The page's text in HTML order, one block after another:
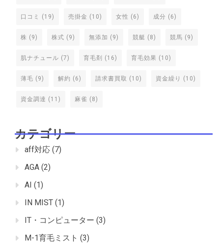
口コミ (19) 売掛金 (10) 女性 (6) 成分 (6)
株 (9) 株式 (9) 無添加 (9) 競艇 (8) 競馬 (9)
肌ナチュール (7) 育毛剤 (16) 育毛効果 (10)
薄毛 (9) 解約 (6) 請求書買取 (10) 資金繰り (10)
資金調達 (11) 麻雀 (8)
カテゴリー
aff対応 (7)
AGA (2)
AI (1)
IN MIST (1)
IT・コンピューター (3)
M-1育毛ミスト (3)